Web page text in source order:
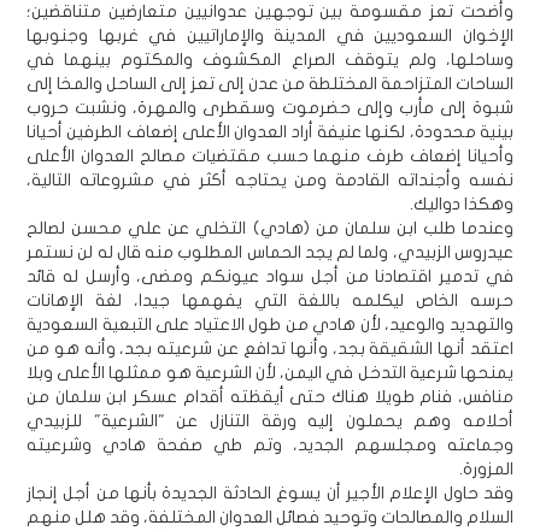
وأضحت تعز مقسومة بين توجهين عدوانيين متعارضين متناقضين؛
الإخوان السعوديين في المدينة والإماراتيين في غربها وجنوبها
وساحلها، ولم يتوقف الصراع المكشوف والمكتوم بينهما في
الساحات المتزاحمة المختلطة من عدن إلى تعز إلى الساحل والمخا إلى
شبوة إلى مأرب وإلى حضرموت وسقطرى والمهرة، ونشبت حروب
بينية محدودة، لكنها عنيفة أراد العدوان الأعلى إضعاف الطرفين أحيانا
وأحيانا إضعاف طرف منهما حسب مقتضيات مصالح العدوان الأعلى
نفسه وأجنداته القادمة ومن يحتاجه أكثر في مشروعاته التالية،
وهكذا دواليك.
وعندما طلب ابن سلمان من (هادي) التخلي عن علي محسن لصالح
عيدروس الزبيدي، ولما لم يجد الحماس المطلوب منه قال له لن نستمر
في تدمير اقتصادنا من أجل سواد عيونكم ومضى، وأرسل له قائد
حرسه الخاص ليكلمه باللغة التي يفهمها جيدا، لغة الإهانات
والتهديد والوعيد، لأن هادي من طول الاعتياد على التبعية السعودية
اعتقد أنها الشقيقة بجد، وأنها تدافع عن شرعيته بجد، وأنه هو من
يمنحها شرعية التدخل في اليمن، لأن الشرعية هو ممثلها الأعلى وبلا
منافس، فنام طويلا هناك حتى أيقظته أقدام عسكر ابن سلمان من
أحلامه وهم يحملون إليه ورقة التنازل عن "الشرعية" للزبيدي
وجماعته ومجلسهم الجديد، وتم طي صفحة هادي وشرعيته
المزورة.
وقد حاول الإعلام الأجير أن يسوغ الحادثة الجديدة بأنها من أجل إنجاز
السلام والمصالحات وتوحيد فصائل العدوان المختلفة، وقد هلل منهم